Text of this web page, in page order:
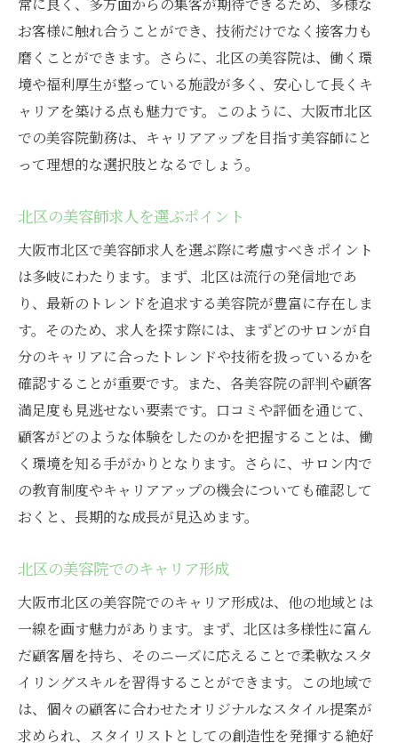
常に良く、多方面からの集客が期待できるため、多様な
お客様に触れ合うことができ、技術だけでなく接客力も
磨くことができます。さらに、北区の美容院は、働く環
境や福利厚生が整っている施設が多く、安心して長くキ
ャリアを築ける点も魅力です。このように、大阪市北区
での美容院勤務は、キャリアアップを目指す美容師にと
って理想的な選択肢となるでしょう。
北区の美容師求人を選ぶポイント
大阪市北区で美容師求人を選ぶ際に考慮すべきポイント
は多岐にわたります。まず、北区は流行の発信地であ
り、最新のトレンドを追求する美容院が豊富に存在しま
す。そのため、求人を探す際には、まずどのサロンが自
分のキャリアに合ったトレンドや技術を扱っているかを
確認することが重要です。また、各美容院の評判や顧客
満足度も見逃せない要素です。口コミや評価を通じて、
顧客がどのような体験をしたのかを把握することは、働
く環境を知る手がかりとなります。さらに、サロン内で
の教育制度やキャリアアップの機会についても確認して
おくと、長期的な成長が見込めます。
北区の美容院でのキャリア形成
大阪市北区の美容院でのキャリア形成は、他の地域とは
一線を画す魅力があります。まず、北区は多様性に富ん
だ顧客層を持ち、そのニーズに応えることで柔軟なスタ
イリングスキルを習得することができます。この地域で
は、個々の顧客に合わせたオリジナルなスタイル提案が
求められ、スタイリストとしての創造性を発揮する絶好